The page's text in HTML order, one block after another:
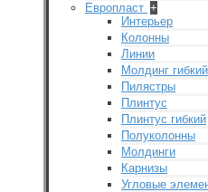
Европласт +
Интерьер
Колонны
Линии
Молдинг гибкий
Пилястры
Плинтус
Плинтус гибкий
Полуколонны
Молдинги
Карнизы
Угловые